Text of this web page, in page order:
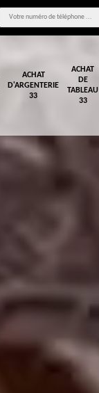
ACHAT
D'ARGENTERIE
33
ACHAT
DE
TABLEAU
33